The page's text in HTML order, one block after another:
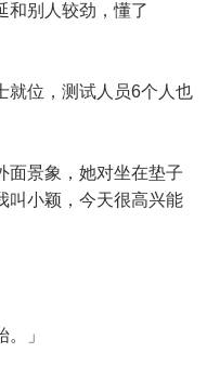
和别人较劲，懂了
就位，测试人员6个人也
面景象，她对坐在垫子
叫小颖，今天很高兴能
」